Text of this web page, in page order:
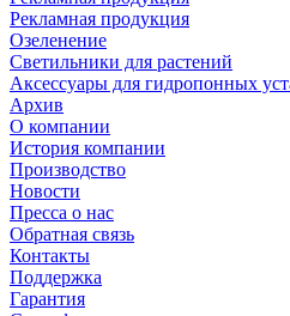
Рекламная продукция
Озеленение
Светильники для растений
Аксессуары для гидропонных
Архив
О компании
История компании
Производство
Новости
Пресса о нас
Обратная связь
Контакты
Поддержка
Гарантия